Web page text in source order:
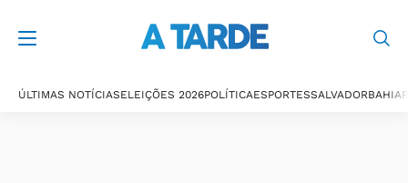
ÚLTIMAS NOTÍCIASELEIÇÕES 2026POLÍTICAESPORTESSALVADORBAHIA